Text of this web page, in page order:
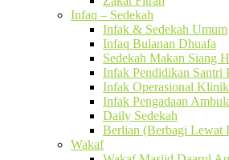
Infaq – Sedekah
Infak & Sedekah Umum
Infaq Bulanan Dhuafa
Sedekah Makan Siang
Infak Pendidikan Santri
Infak Operasional
Infak Pengadaan
Daily Sedekah
Berlian (Berbagi Lewat
Wakaf